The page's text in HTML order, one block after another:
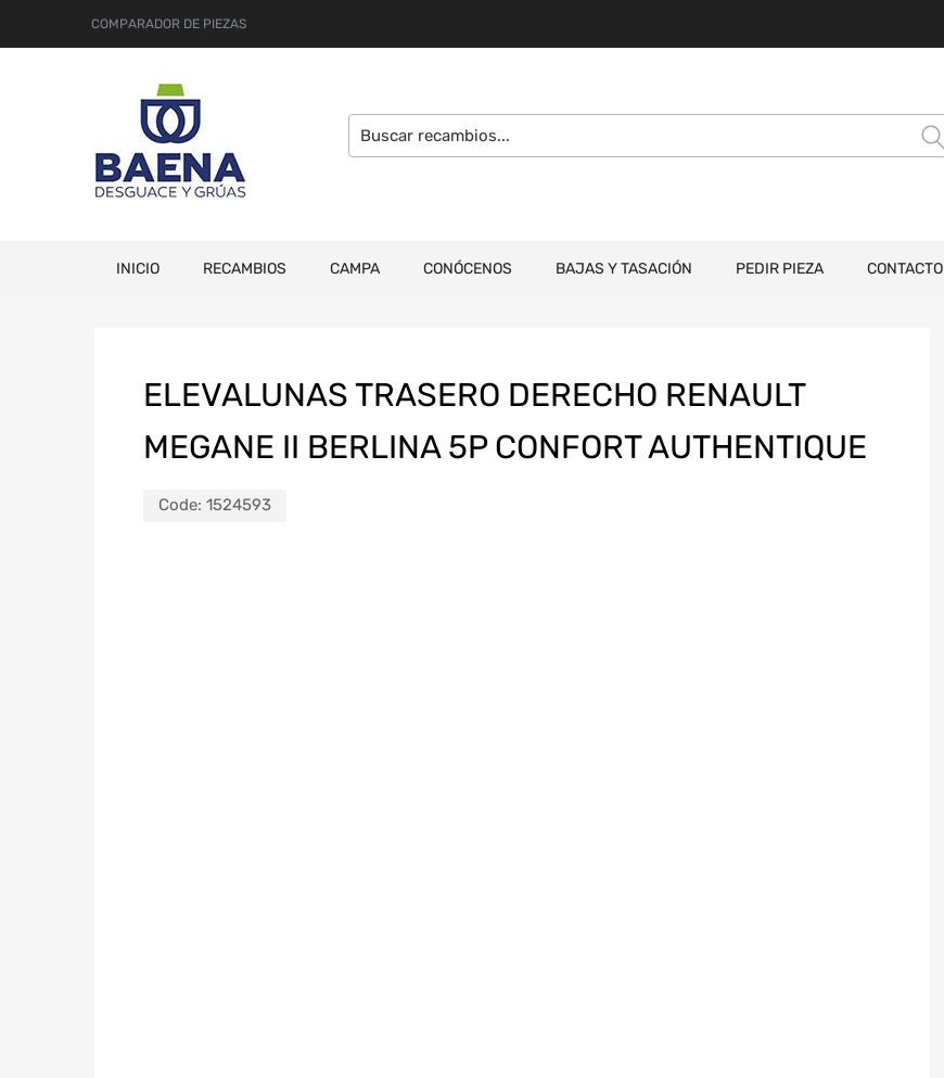
COMPARADOR DE PIEZAS
INICIO RECAMBIOS CAMPA CONÓCENOS BAJAS Y TASACIÓN PEDIR PIEZA CONTACTO
ELEVALUNAS TRASERO DERECHO RENAULT
MEGANE II BERLINA 5P CONFORT AUTHENTIQUE
Code: 1524593